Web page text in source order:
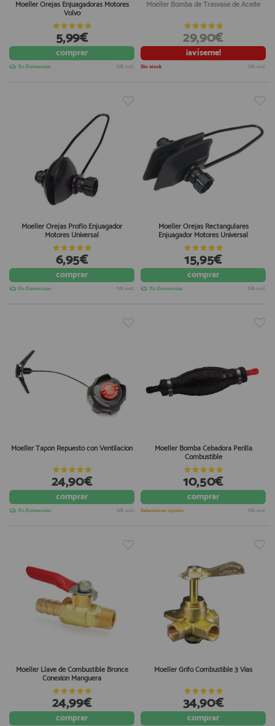
Moeller Orejas Enjuagadoras Motores
Volvo
5,99€
comprar
En Existencias IVA incl.
Moeller Bomba de Trasvase de Aceite
29,90€
¡avíseme!
Sin stock IVA incl.
Moeller Orejas Proflo Enjuagador
Motores Universal
6,95€
comprar
En Existencias IVA incl.
Moeller Orejas Rectangulares
Enjuagador Motores Universal
15,95€
comprar
En Existencias IVA incl.
Moeller Tapón Repuesto con Ventilación
24,90€
comprar
En Existencias IVA incl.
Moeller Bomba Cebadora Perilla
Combustible
10,50€
comprar
Seleccionar opción IVA incl.
Moeller Llave de Combustible Bronce
Conexión Manguera
24,99€
comprar
Moeller Grifo Combustible 3 Vias
34,90€
comprar